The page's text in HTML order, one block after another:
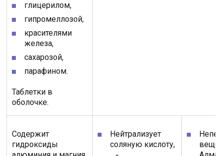
глицерилом,
гипромеллозой,
красителями
железа,
сахарозой,
парафином.
Таблетки в
оболочке.
Содержит
гидроксиды
Нейтрализует
соляную кислоту,